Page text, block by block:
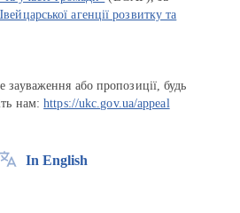
агенції розвитку та
або пропозиції, будь
нам:https://ukc.gov.ua/appeal
In English